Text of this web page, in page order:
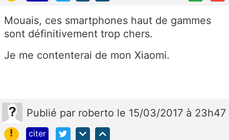
Mouais, ces smartphones haut de gammes
sont définitivement trop chers.
Je me contenterai de mon Xiaomi.
Publié par roberto le 15/03/2017 à 23h47
!
citer